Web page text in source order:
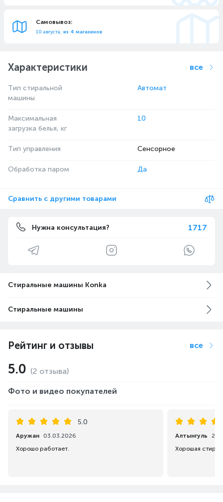
Самовывоз:
10 августа, из 4 магазинов
Характеристики все
Тип стиральной
машины
Автомат
Максимальная
загрузка белья, кг
10
Тип управления Сенсорное
Обработка паром Да
Сравнить с другими товарами
Нужна консультация? 1717
Стиральные машины Konka
Стиральные машины
Рейтинг и отзывы все
5.0 (2 отзыва)
Фото и видео покупателей
5.0
Аружан 03.03.2026
Хорошо работает.
Алтынгуль
Хорошая